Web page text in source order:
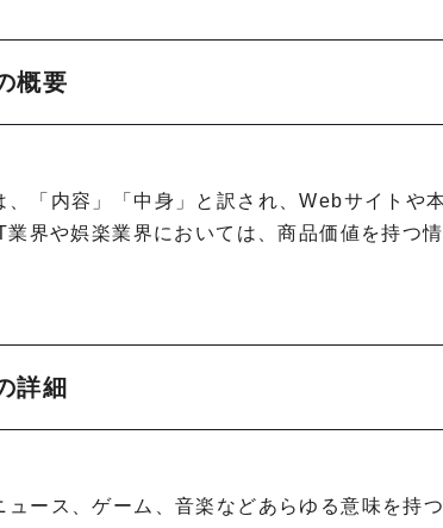
概要
、「内容」「中身」と訳され、Webサイトや
業界や娯楽業界においては、商品価値を持つ
詳細
ュース、ゲーム、音楽などあらゆる意味を持